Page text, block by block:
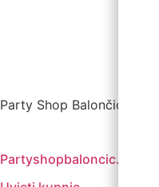
Party Shop Balončić, obrt
Partyshopbaloncic.hr